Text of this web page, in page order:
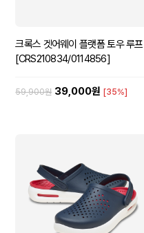
크록스 겟어웨이 플랫폼 토우 루프
[CRS210834/0114856]
59,900원 39,000원 [35%]